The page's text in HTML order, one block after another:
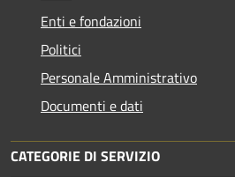
Enti e fondazioni
Politici
Personale Amministrativo
Documenti e dati
CATEGORIE DI SERVIZIO